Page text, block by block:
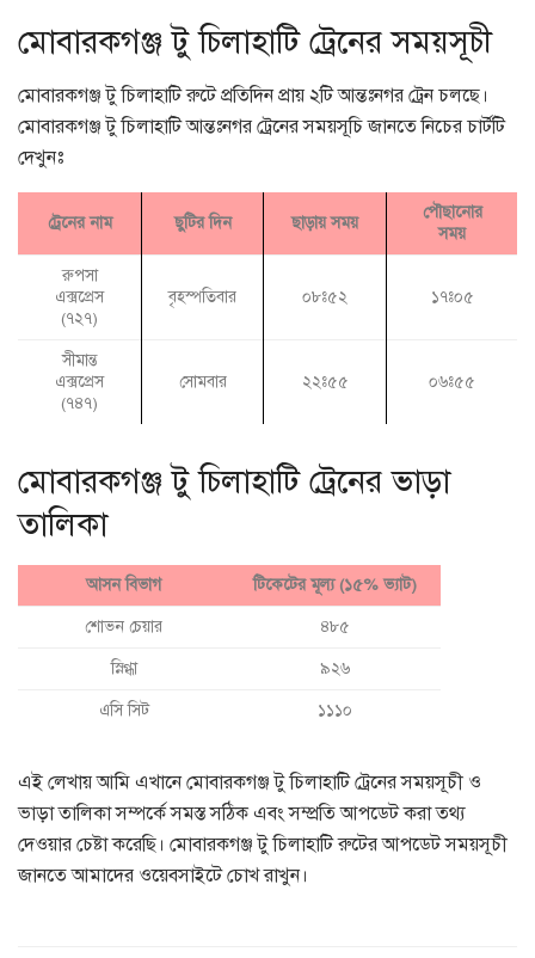
মোবারকগঞ্জ টু চিলাহাটি ট্রেনের সময়সূচী
মোবারকগঞ্জ টু চিলাহাটি রুটে প্রতিদিন প্রায় ২টি আন্তঃনগর ট্রেন চলছে।
মোবারকগঞ্জ টু চিলাহাটি আন্তঃনগর ট্রেনের সময়সূচি জানতে নিচের চার্টটি
দেখুনঃ
ট্রেনের নাম ছুটির দিন ছাড়ায় সময়
পৌছানোর
সময়
রুপসা
এক্সপ্রেস
(৭২৭)
বৃহস্পতিবার ০৮ঃ৫২ ১৭ঃ০৫
সীমান্ত
এক্সপ্রেস
(৭৪৭)
সোমবার ২২ঃ৫৫ ০৬ঃ৫৫
মোবারকগঞ্জ টু চিলাহাটি ট্রেনের ভাড়া
তালিকা
আসন বিভাগ টিকেটের মূল্য (১৫% ভ্যাট)
শোভন চেয়ার ৪৮৫
স্নিগ্ধা ৯২৬
এসি সিট ১১১০
এই লেখায় আমি এখানে মোবারকগঞ্জ টু চিলাহাটি ট্রেনের সময়সূচী ও
ভাড়া তালিকা সম্পর্কে সমস্ত সঠিক এবং সম্প্রতি আপডেট করা তথ্য
দেওয়ার চেষ্টা করেছি। মোবারকগঞ্জ টু চিলাহাটি রুটের আপডেট সময়সূচী
জানতে আমাদের ওয়েবসাইটে চোখ রাখুন।